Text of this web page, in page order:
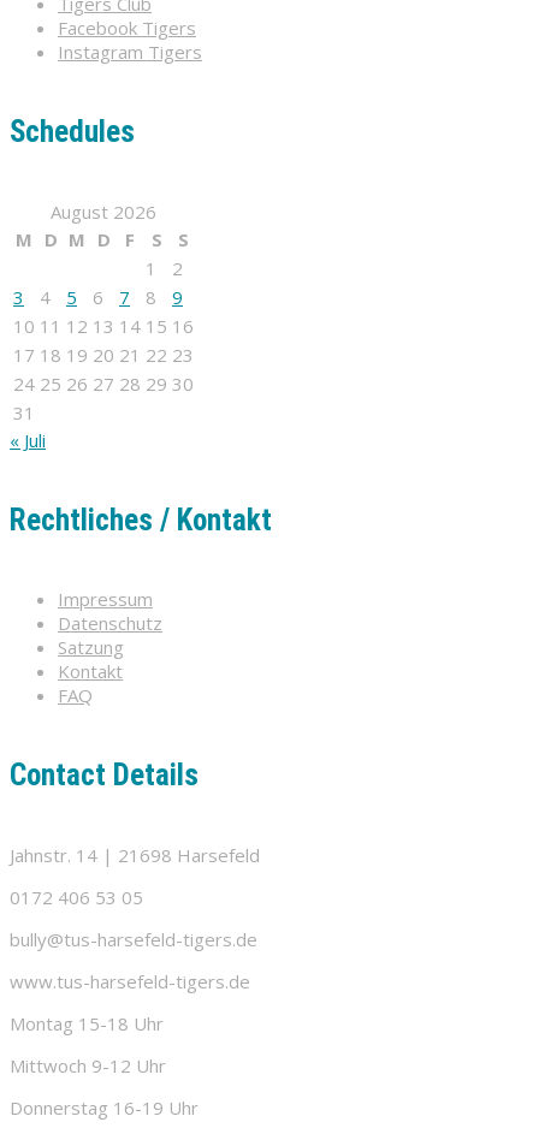
Facebook Tigers
Instagram Tigers
Schedules
August 2026
M D M D F S
S
1
2
3
4 5 6 7 8
9
10 11 12 13 14 15 16
17 18 19 20 21 22 23
24 25 26 27 28 29 30
31
« Juli
Rechtliches / Kontakt
Impressum
Datenschutz
Satzung
Kontakt
FAQ
Contact Details
Jahnstr. 14 | 21698 Harsefeld
0172 406 53 05
bully@tus-harsefeld-tigers.de
www.tus-harsefeld-tigers.de
Montag 15-18 Uhr
Mittwoch 9-12 Uhr
Donnerstag 16-19 Uhr